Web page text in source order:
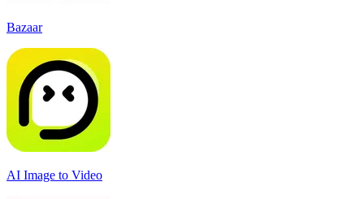
Bazaar
AI Image to Video